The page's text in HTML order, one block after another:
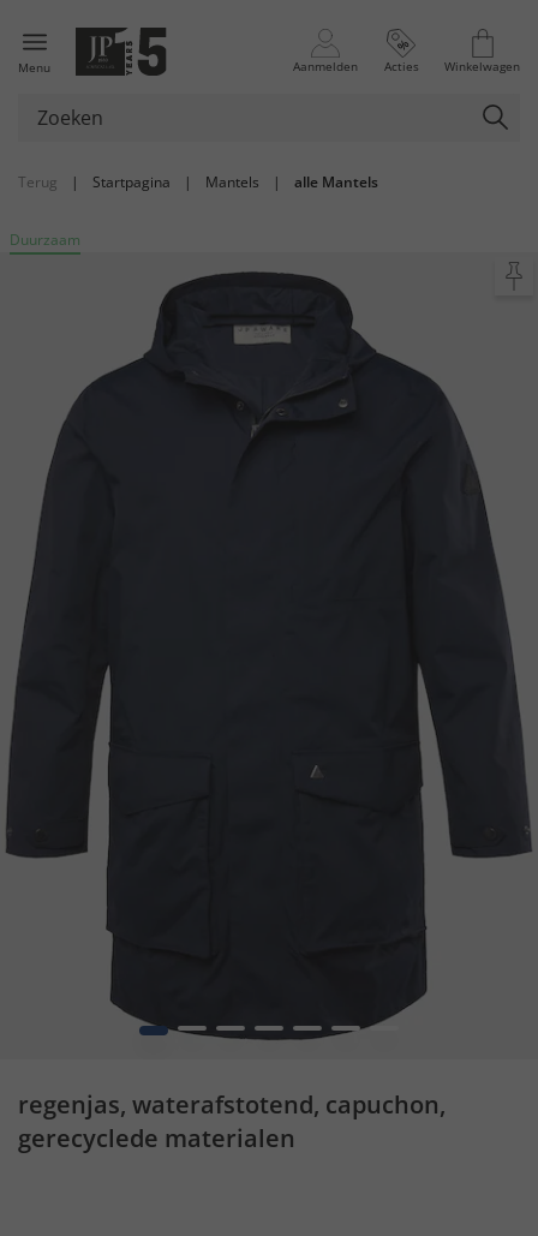
Menu Aanmelden Acties Winkelwagen
Terug | Startpagina | Mantels | alle Mantels
Duurzaam
1 2 3 4 5 6
regenjas, waterafstotend, capuchon,
gerecyclede materialen